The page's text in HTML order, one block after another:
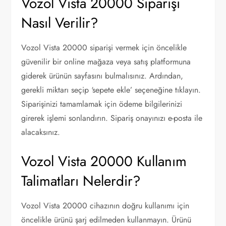
Nasıl Verilir?
Vozol Vista 20000 siparişi vermek için öncelikle
güvenilir bir online mağaza veya satış platformuna
giderek ürünün sayfasını bulmalısınız. Ardından,
gerekli miktarı seçip ‘sepete ekle’ seçeneğine tıklayın.
Siparişinizi tamamlamak için ödeme bilgilerinizi
girerek işlemi sonlandırın. Sipariş onayınızı e-posta ile
alacaksınız.
Vozol Vista 20000 Kullanım
Talimatları Nelerdir?
Vozol Vista 20000 cihazının doğru kullanımı için
öncelikle ürünü şarj edilmeden kullanmayın. Ürünü